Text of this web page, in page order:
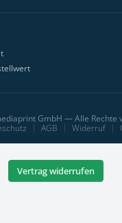
GmbH — Alle Rechte
AGB Widerruf
Vertrag widerrufen